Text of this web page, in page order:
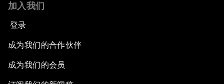
加入我们
登录
成为我们的合作伙伴
成为我们的会员